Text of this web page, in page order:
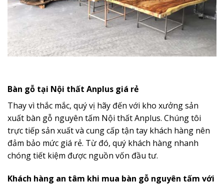
Bàn gỗ tại Nội thất Anplus giá rẻ
Thay vì thắc mắc, quý vị hãy đến với kho xưởng sản
xuất bàn gỗ nguyên tấm Nội thất Anplus. Chúng tôi
trực tiếp sản xuất và cung cấp tận tay khách hàng nên
đảm bảo mức giá rẻ. Từ đó, quý khách hàng nhanh
chóng tiết kiệm được nguồn vốn đầu tư.
Khách hàng an tâm khi mua bàn gỗ nguyên tấm với